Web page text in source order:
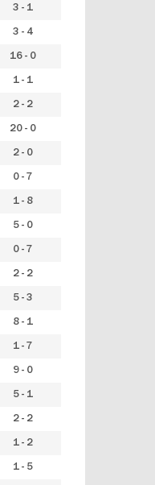
3 - 1
3 - 4
16 - 0
1 - 1
2 - 2
20 - 0
2 - 0
0 - 7
1 - 8
5 - 0
0 - 7
2 - 2
5 - 3
8 - 1
1 - 7
9 - 0
5 - 1
2 - 2
1 - 2
1 - 5